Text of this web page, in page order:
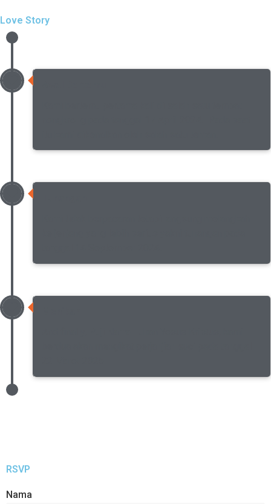
Love Story
RSVP
Nama